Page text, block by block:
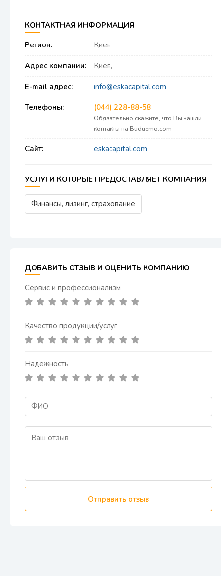
КОНТАКТНАЯ ИНФОРМАЦИЯ
Регион:
Киев
Адрес компании: Киев,
E-mail адрес: info@eskacapital.com
Телефоны: (044) 228-88-58
Обязательно скажите, что Вы нашли
контакты на Buduemo.com
Сайт: eskacapital.com
УСЛУГИ КОТОРЫЕ ПРЕДОСТАВЛЯЕТ КОМПАНИЯ
Финансы, лизинг, страхование
ДОБАВИТЬ ОТЗЫВ И ОЦЕНИТЬ КОМПАНИЮ
Сервис и профессионализм
Качество продукции/услуг
Надежность
Отправить отзыв